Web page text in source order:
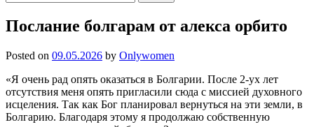
Послание болгарам от алекса орбито
Posted on 09.05.2026 by Onlywomen
«Я очень рад опять оказаться в Болгарии. После 2-ух лет
отсутствия меня опять пригласили сюда с миссией духовного
исцеления. Так как Бог планировал вернуться на эти земли, в
Болгарию. Благодаря этому я продолжаю собственную